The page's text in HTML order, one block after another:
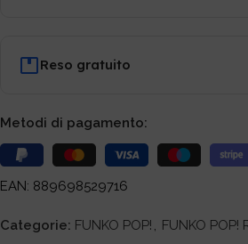
Reso gratuito
Metodi di pagamento:
EAN: 889698529716
Categorie: FUNKO POP! FUNKO POP!